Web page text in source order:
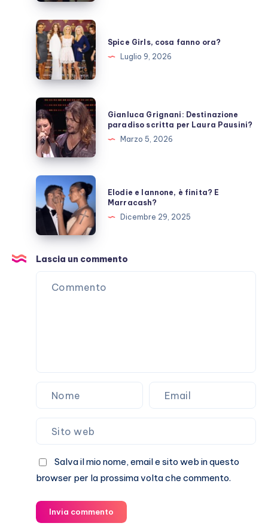
una
pausa,
fan
preoccupati
Spice
Girls,
cosa
fanno
ora?
Spice Girls, cosa fanno ora?
Luglio 9, 2026
Gianluca
Grignani:
Destinazione
paradiso
scritta
per
Laura
Pausini?
Gianluca Grignani: Destinazione
paradiso scritta per Laura Pausini?
Marzo 5, 2026
Elodie
e
Iannone,
finita?
E
Marracash?
Elodie e Iannone, è finita? E
Marracash?
Dicembre 29, 2025
Lascia un commento
Salva il mio nome, email e sito web in questo
browser per la prossima volta che commento.
Invia commento